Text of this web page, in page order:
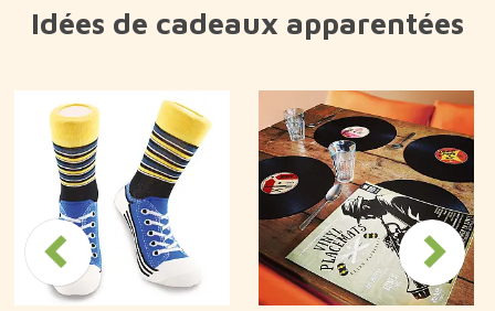
Idées de cadeaux apparentées